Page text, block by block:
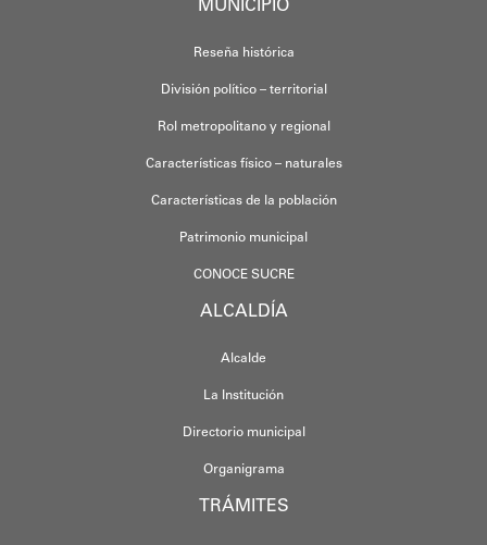
MUNICIPIO
Reseña histórica
División político – territorial
Rol metropolitano y regional
Características físico – naturales
Características de la población
Patrimonio municipal
CONOCE SUCRE
ALCALDÍA
Alcalde
La Institución
Directorio municipal
Organigrama
TRÁMITES